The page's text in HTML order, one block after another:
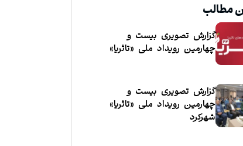
مطالب
گزارش تصویری بیست و
چهارمین رویداد ملی «تاثریا»
گزارش تصویری بیست و
چهارمین رویداد ملی «تاثریا»
شهرکرد